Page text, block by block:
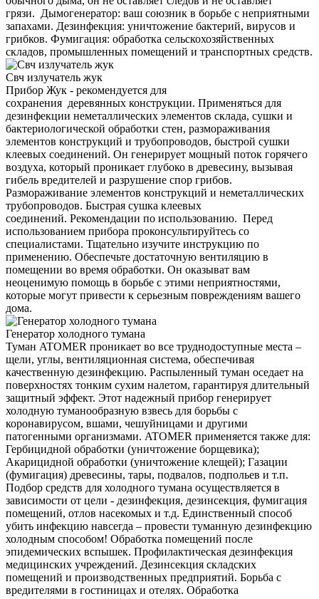
грязи. Дымогенератор: ваш союзник в борьбе с неприятными
запахами. Дезинфекция: уничтожение бактерий, вирусов и
грибков. Фумигация: обработка сельскохозяйственных
складов, промышленных помещений и транспортных средств.
Свч излучатель жук
Прибор Жук - рекомендуется для
сохранения деревянных конструкции. Применяться для
дезинфекции неметаллических элементов склада, сушки и
бактериологической обработки стен, размораживания
элементов конструкций и трубопроводов, быстрой сушки
клеевых соединений. Он генерирует мощный поток горячего
воздуха, который проникает глубоко в древесину, вызывая
гибель вредителей и разрушение спор грибов.
Размораживание элементов конструкций и неметаллических
трубопроводов. Быстрая сушка клеевых
соединений. Рекомендации по использованию. Перед
использованием прибора проконсультируйтесь со
специалистами. Тщательно изучите инструкцию по
применению. Обеспечьте достаточную вентиляцию в
помещении во время обработки. Он оказыват вам
неоценимую помощь в борьбе с этими неприятностями,
которые могут привести к серьезным повреждениям вашего
дома.
Генератор холодного тумана
Туман ATOMER проникает во все труднодоступные места –
щели, углы, вентиляционная система, обеспечивая
качественную дезинфекцию. Распыленный туман оседает на
поверхностях тонким сухим налетом, гарантируя длительный
защитный эффект. Этот надежный прибор генерирует
холодную туманообразную взвесь для борьбы с
коронавирусом, вшами, чешуйницами и другими
патогенными организмами. ATOMER применяется также для:
Гербицидной обработки (уничтожение борщевика);
Акарицидной обработки (уничтожение клещей); Газации
(фумигация) древесины, тары, подвалов, подпольев и т.п.
Подбор средств для холодного тумана осуществляется в
зависимости от цели - дезинфекция, дезинсекция, фумигация
помещений, отлов насекомых и т.д. Единственный способ
убить инфекцию навсегда – провести туманную дезинфекцию
холодным способом! Обработка помещений после
эпидемических вспышек. Профилактическая дезинфекция
медицинских учреждений. Дезинсекция складских
помещений и производственных предприятий. Борьба с
вредителями в гостиницах и отелях. Обработка